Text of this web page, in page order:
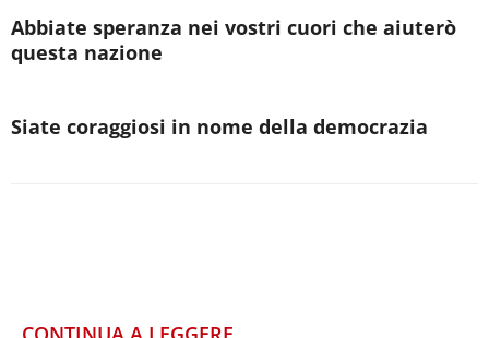
Abbiate speranza nei vostri cuori che aiuterò
questa nazione
Siate coraggiosi in nome della democrazia